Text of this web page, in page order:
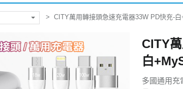
CITY萬用轉接頭急速充電器33W PD快充-
CITY
白
多國通用充